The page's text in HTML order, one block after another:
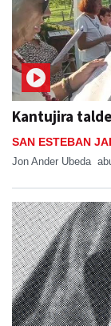
Kantujira
SAN ESTEBAN
Jon Ander Ubeda